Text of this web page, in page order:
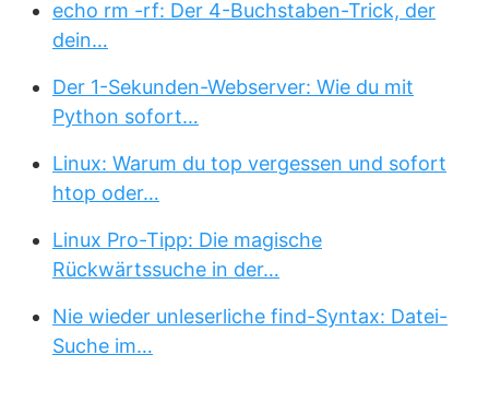
echo rm -rf: Der 4-Buchstaben-Trick, der
dein…
Der 1-Sekunden-Webserver: Wie du mit
Python sofort…
Linux: Warum du top vergessen und sofort
htop oder…
Linux Pro-Tipp: Die magische
Rückwärtssuche in der…
Nie wieder unleserliche find-Syntax: Datei-
Suche im…